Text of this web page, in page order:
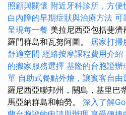
照顧與關懷 附近牙科診所，方
白內障的早期症狀與治療方法 可
呈現每一餐 美拉尼西亞包括斐
羅門群島和瓦努阿圖。 居家打掃
舒適空間 經絡按摩課程費用介紹
的搬家服務選擇 基隆的台胞證辦
單 自助式餐點外燴，讓賓客自由
羅尼西亞聯邦州，關島，基里巴
馬亞納群島和帕勞。 深入了解